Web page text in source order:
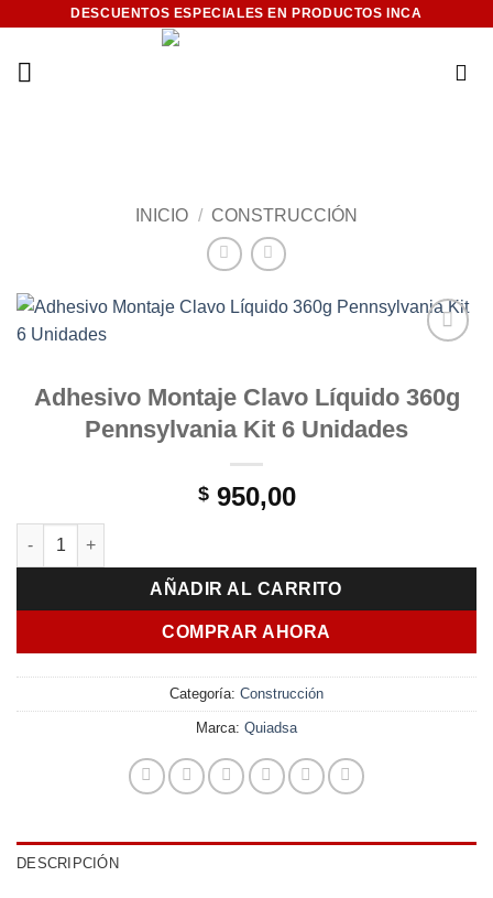
contenido
DESCUENTOS ESPECIALES EN PRODUCTOS INCA
INICIO / CONSTRUCCIÓN
Adhesivo Montaje Clavo Líquido 360g
Pennsylvania Kit 6 Unidades
$950,00
Adhesivo Montaje Clavo Líquido 360g Pennsylvania Kit 6
AÑADIR AL CARRITO
COMPRAR AHORA
Categoría: Construcción
Marca: Quiadsa
DESCRIPCIÓN